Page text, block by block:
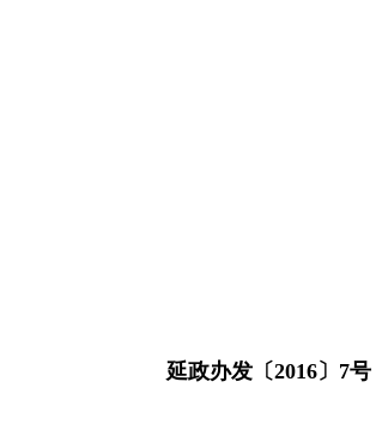
延政办发〔2016〕7号